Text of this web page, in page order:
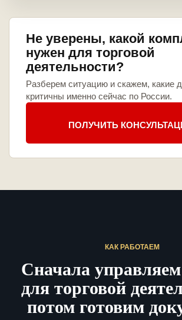
Не уверены, какой
нужен для торговой
деятельности?
Разберем ситуацию и скажем, какие
критичны именно сейчас по России.
ПОЛУЧИТЬ
КАК РАБОТАЕМ
Сначала
для торговой
потом готовим